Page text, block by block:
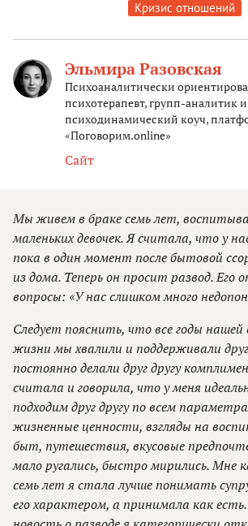
Кризис отношений
Эльмира Разовская
Психоаналитически
психотерапевт, групп-аналитик и
психодинамический коуч,
«Поговорим.online»
Сайт
Мы живем в браке семь лет,
маленьких девочек. Я считала, что у
пока в один момент после бытовой
из дома. Теперь он просит развод. Его
вопросы: «У нас слишком много
Следует пояснить, что все годы нашей
жизни мы хвалили и поддерживали
постоянно делали друг другу
считала и говорила, что у меня
подходим друг другу по всем
жизненные ценности, взгляды на
быт, путешествия, вкусовые
мало ругались, быстро мирились. Мне
семь лет я стала лучше понимать
его характером, а принимала как